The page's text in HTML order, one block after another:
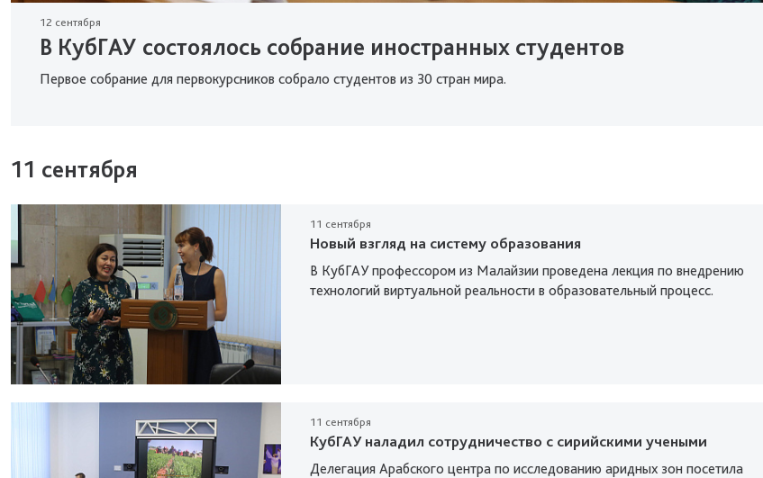
12 сентября
В КубГАУ состоялось собрание иностранных студентов
Первое собрание для первокурсников собрало студентов из 30 стран мира.
11 сентября
11 сентября
Новый взгляд на систему образования
В КубГАУ профессором из Малайзии проведена лекция по внедрению
технологий виртуальной реальности в образовательный процесс.
11 сентября
КубГАУ наладил сотрудничество с сирийскими учеными
Делегация Арабского центра по исследованию аридных зон посетила